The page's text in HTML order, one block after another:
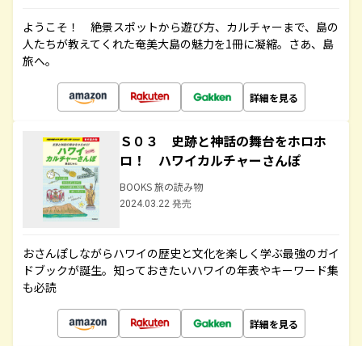
ようこそ！ 絶景スポットから遊び方、カルチャーまで、島の
人たちが教えてくれた奄美大島の魅力を1冊に凝縮。さあ、島
旅へ。
詳細を見る
Ｓ０３ 史跡と神話の舞台をホロホ
ロ！ ハワイカルチャーさんぽ
BOOKS 旅の読み物
2024.03.22 発売
おさんぽしながらハワイの歴史と文化を楽しく学ぶ最強のガイ
ドブックが誕生。知っておきたいハワイの年表やキーワード集
も必読
詳細を見る